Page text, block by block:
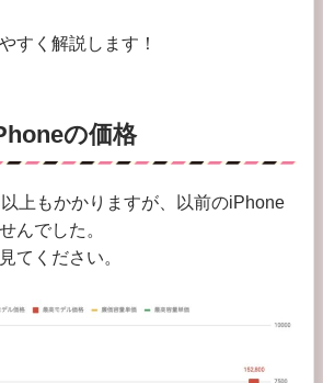
すく解説します！
の価格
上もかかりますが、以前のiPhone
んでした。
てください。